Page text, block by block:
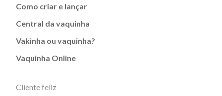
Como criar e lançar
Central da vaquinha
Vakinha ou vaquinha?
Vaquinha Online
Cliente feliz